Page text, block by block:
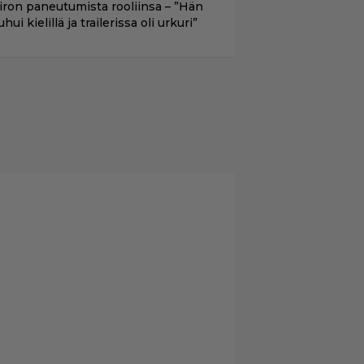
paneutumista rooliinsa – ”Hän
kielillä ja trailerissa oli urkuri”